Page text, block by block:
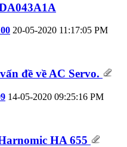
20-05-2020 11:17:05 PM
đề về AC Servo.
14-05-2020 09:25:16 PM
HA 655